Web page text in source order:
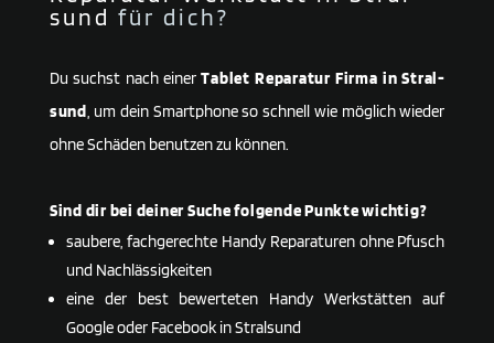
sund für dich?
Du suchst nach einerTablet Reparatur Firma in Stral­
sund, um dein Smartphone so schnell wie möglich wieder
ohne Schäden benutzen zu können.
Sind dir bei deiner Suche folgende Punkte wichtig?
saubere, fachgerechte Handy Reparaturen ohne Pfusch
und Nachlässigkeiten
eine der best bewerteten Handy Werkstätten auf
Google oder Facebook in Stral­sund